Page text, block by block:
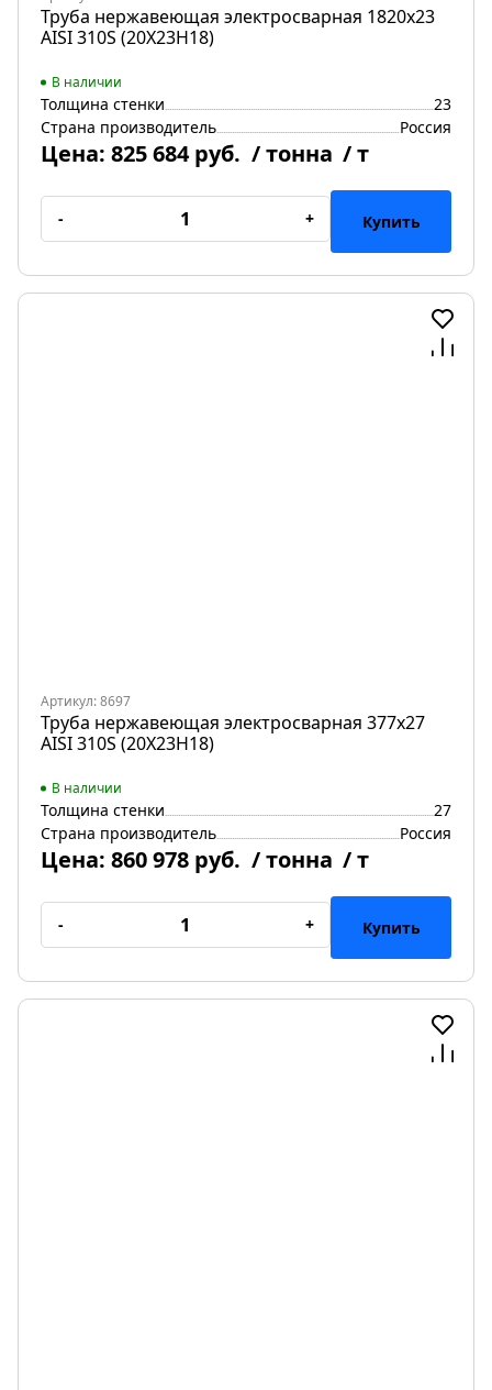
Труба нержавеющая электросварная 1820х23
AISI 310S (20Х23Н18)
В наличии
Толщина стенки
23
Страна производитель
Россия
Цена: 825 684 руб. / тонна / т
- + Купить
Артикул: 8697
Труба нержавеющая электросварная 377х27
AISI 310S (20Х23Н18)
В наличии
Толщина стенки
27
Страна производитель
Россия
Цена: 860 978 руб. / тонна / т
- + Купить